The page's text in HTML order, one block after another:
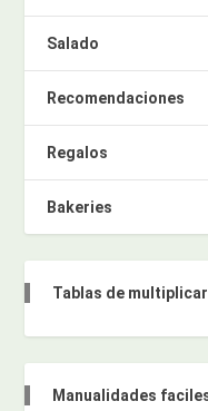
Salado
Recomendaciones
Regalos
Bakeries
Tablas de
Manualidades